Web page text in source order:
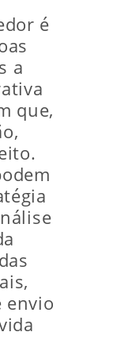
é
a
que,
envio